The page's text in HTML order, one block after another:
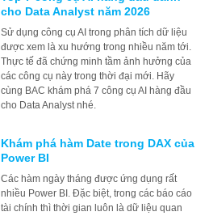
cho Data Analyst năm 2026
Sử dụng công cụ AI trong phân tích dữ liệu
được xem là xu hướng trong nhiều năm tới.
Thực tế đã chứng minh tầm ảnh hưởng của
các công cụ này trong thời đại mới. Hãy
cùng BAC khám phá 7 công cụ AI hàng đầu
cho Data Analyst nhé.
Khám phá hàm Date trong DAX của
Power BI
Các hàm ngày tháng được ứng dụng rất
nhiều Power BI. Đặc biệt, trong các báo cáo
tài chính thì thời gian luôn là dữ liệu quan